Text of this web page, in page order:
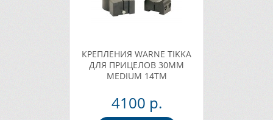
КРЕПЛЕНИЯ WARNE TIKKA
ДЛЯ ПРИЦЕЛОВ 30ММ
MEDIUM 14TM
4100 р.